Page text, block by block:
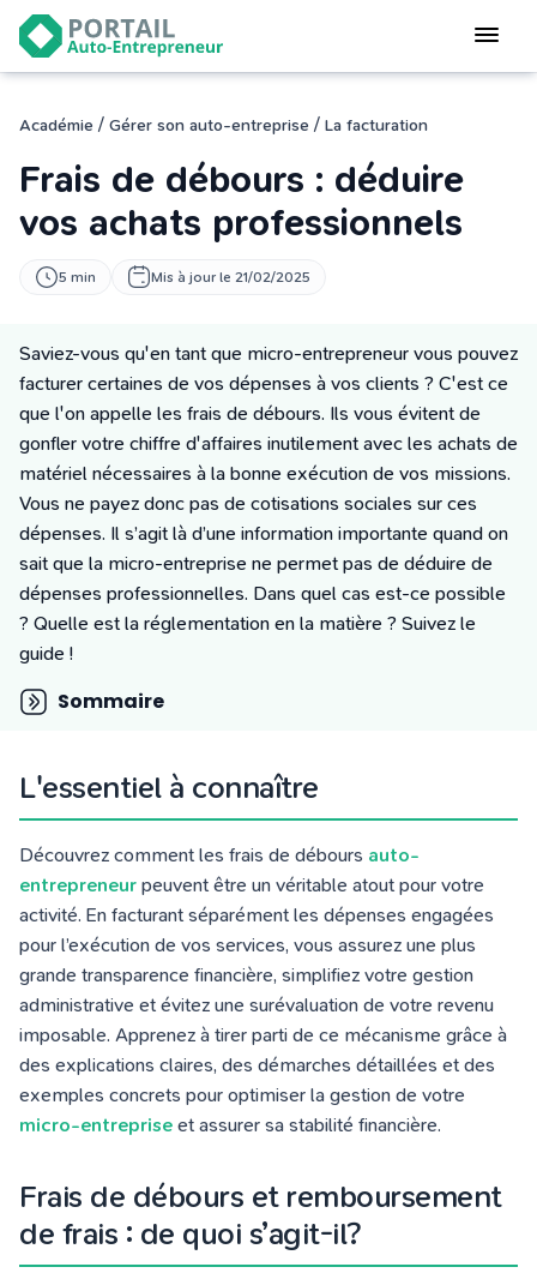
Devenir
auto-entrepreneur
logiciel de facturation
Modifier
mon activité
CONNEXION
Statut auto-entrepreneur
Programmes de Formation
L’académie
Tarifs
Blog
Académie / Gérer son auto-entreprise / La facturation
Frais de débours : déduire
vos achats professionnels
5 min Mis à jour le 21/02/2025
Saviez-vous qu'en tant que micro-entrepreneur vous pouvez
facturer certaines de vos dépenses à vos clients ? C'est ce
que l'on appelle les frais de débours. Ils vous évitent de
gonfler votre chiffre d'affaires inutilement avec les achats de
matériel nécessaires à la bonne exécution de vos missions.
Vous ne payez donc pas de cotisations sociales sur ces
dépenses. Il s’agit là d’une information importante quand on
sait que la micro-entreprise ne permet pas de déduire de
dépenses professionnelles. Dans quel cas est-ce possible
? Quelle est la réglementation en la matière ? Suivez le
guide !
Sommaire
L'essentiel à connaître
Découvrez comment les frais de débours auto-
entrepreneur peuvent être un véritable atout pour votre
activité. En facturant séparément les dépenses engagées
pour l’exécution de vos services, vous assurez une plus
grande transparence financière, simplifiez votre gestion
administrative et évitez une surévaluation de votre revenu
imposable. Apprenez à tirer parti de ce mécanisme grâce à
des explications claires, des démarches détaillées et des
exemples concrets pour optimiser la gestion de votre
micro-entreprise et assurer sa stabilité financière.
Frais de débours et remboursement
de frais : de quoi s’agit-il?